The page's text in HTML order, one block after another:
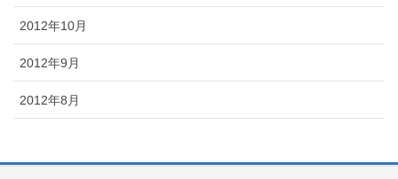
2012年10月
2012年9月
2012年8月